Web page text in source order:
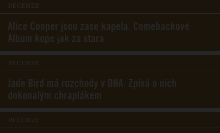
RECENZE
Alice Cooper jsou zase kapela. Comebackové
Album kope jak za stara
RECENZE
Jade Bird má rozchody v DNA. Zpívá o nich
dokonalým chraplákem
RECENZE